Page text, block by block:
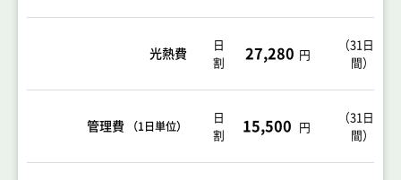
光熱費
日
割
27,280 円
（31日
間）
管理費 （1日単位）
日
割
15,500 円
（31日
間）